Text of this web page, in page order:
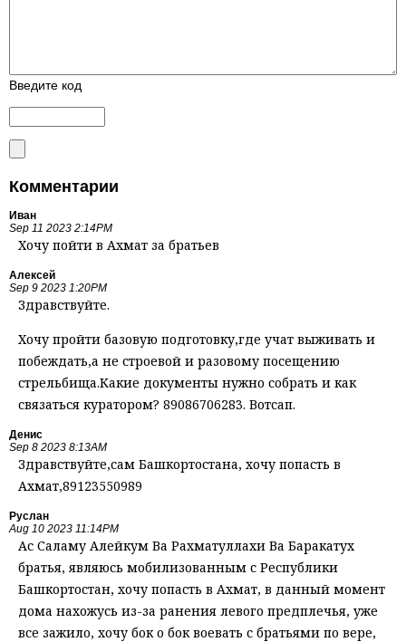
Введите код
Комментарии
Иван
Sep 11 2023 2:14PM
Хочу пойти в Ахмат за братьев
Алексей
Sep 9 2023 1:20PM
Здравствуйте.
Хочу пройти базовую подготовку,где учат выживать и
побеждать,а не строевой и разовому посещению
стрельбища.Какие документы нужно собрать и как
связаться куратором? 89086706283. Вотсап.
Денис
Sep 8 2023 8:13AM
Здравствуйте,сам Башкортостана, хочу попасть в
Ахмат,89123550989
Руслан
Aug 10 2023 11:14PM
Ас Саламу Алейкум Ва Рахматуллахи Ва Баракатух
братья, являюсь мобилизованным с Республики
Башкортостан, хочу попасть в Ахмат, в данный момент
дома нахожусь из-за ранения левого предплечья, уже
все зажило, хочу бок о бок воевать с братьями по вере,